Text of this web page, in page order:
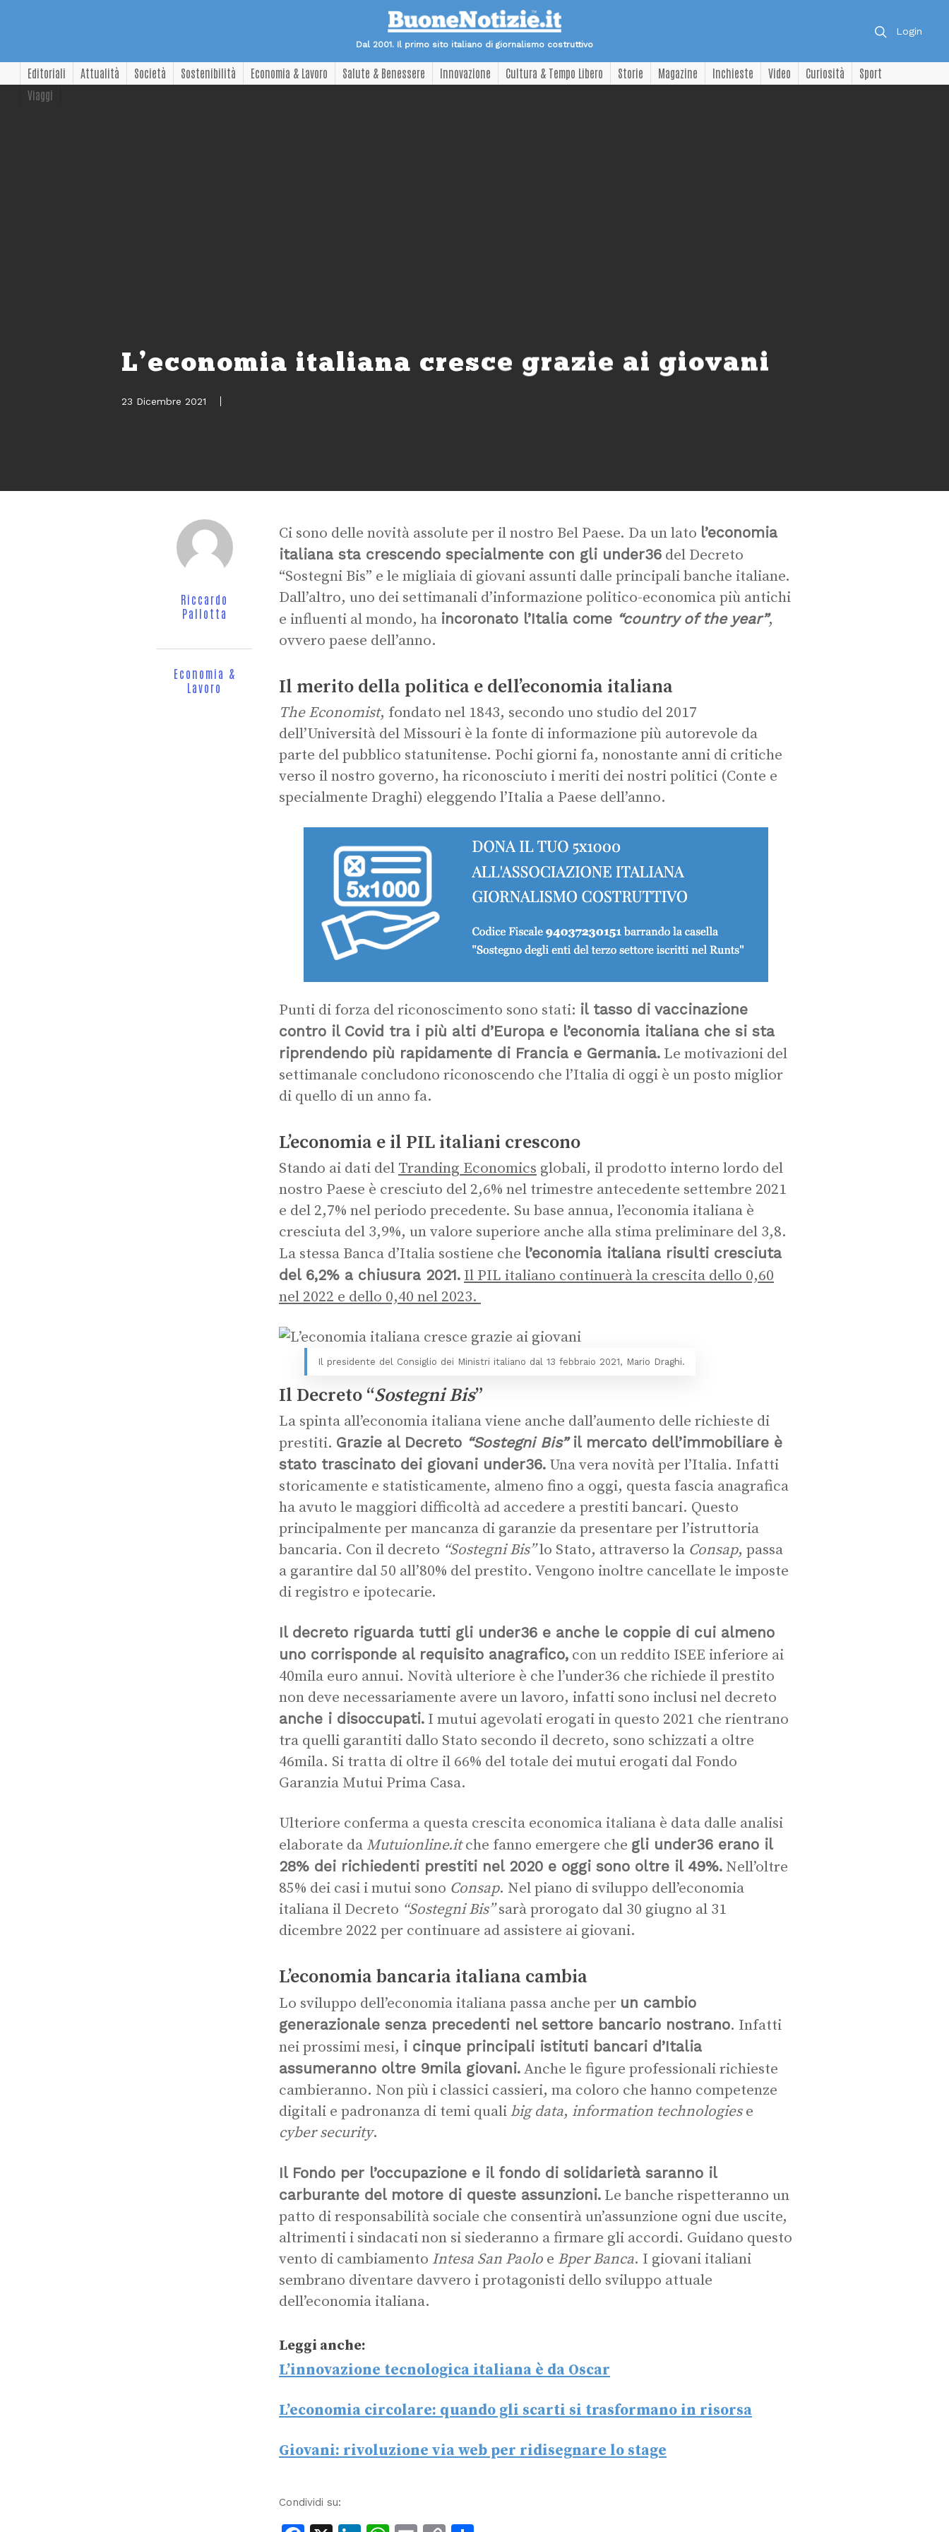
Dal 2001. Il primo sito italiano di giornalismo costruttivo
Login
Editoriali Attualità Società Sostenibilità Economia & Lavoro Salute & Benessere Innovazione Cultura & Tempo Libero Storie Magazine Inchieste Video Curiosità
Sport
Viaggi
L’economia italiana cresce grazie ai giovani
23 Dicembre 2021
Riccardo
Pallotta
Economia &
Lavoro
Ci sono delle novità assolute per il nostro Bel Paese. Da un lato l’economia
italiana sta crescendo specialmente con gli under36 del Decreto
“Sostegni Bis” e le migliaia di giovani assunti dalle principali banche italiane.
Dall’altro, uno dei settimanali d’informazione politico-economica più antichi
e influenti al mondo, ha incoronato l’Italia come “country of the year”,
ovvero paese dell’anno.
Il merito della politica e dell’economia italiana
The Economist, fondato nel 1843, secondo uno studio del 2017
dell’Università del Missouri è la fonte di informazione più autorevole da
parte del pubblico statunitense. Pochi giorni fa, nonostante anni di critiche
verso il nostro governo, ha riconosciuto i meriti dei nostri politici (Conte e
specialmente Draghi) eleggendo l’Italia a Paese dell’anno.
Punti di forza del riconoscimento sono stati: il tasso di vaccinazione
contro il Covid tra i più alti d’Europa e l’economia italiana che si sta
riprendendo più rapidamente di Francia e Germania. Le motivazioni del
settimanale concludono riconoscendo che l’Italia di oggi è un posto miglior
di quello di un anno fa.
L’economia e il PIL italiani crescono
Stando ai dati del Tranding Economics globali, il prodotto interno lordo del
nostro Paese è cresciuto del 2,6% nel trimestre antecedente settembre 2021
e del 2,7% nel periodo precedente. Su base annua, l’economia italiana è
cresciuta del 3,9%, un valore superiore anche alla stima preliminare del 3,8.
La stessa Banca d’Italia sostiene che l’economia italiana risulti cresciuta
del 6,2% a chiusura 2021. Il PIL italiano continuerà la crescita dello 0,60
nel 2022 e dello 0,40 nel 2023.
Il presidente del Consiglio dei Ministri italiano dal 13 febbraio 2021, Mario Draghi.
Il Decreto “Sostegni Bis”
La spinta all’economia italiana viene anche dall’aumento delle richieste di
prestiti. Grazie al Decreto “Sostegni Bis”il mercato dell’immobiliare è
stato trascinato dei giovani under36. Una vera novità per l’Italia. Infatti
storicamente e statisticamente, almeno fino a oggi, questa fascia anagrafica
ha avuto le maggiori difficoltà ad accedere a prestiti bancari. Questo
principalmente per mancanza di garanzie da presentare per l’istruttoria
bancaria. Con il decreto “Sostegni Bis”lo Stato, attraverso la Consap, passa
a garantire dal 50 all’80% del prestito. Vengono inoltre cancellate le imposte
di registro e ipotecarie.
Il decreto riguarda tutti gli under36 e anche le coppie di cui almeno
uno corrisponde al requisito anagrafico, con un reddito ISEE inferiore ai
40mila euro annui. Novità ulteriore è che l’under36 che richiede il prestito
non deve necessariamente avere un lavoro, infatti sono inclusi nel decreto
anche i disoccupati. I mutui agevolati erogati in questo 2021 che rientrano
tra quelli garantiti dallo Stato secondo il decreto, sono schizzati a oltre
46mila. Si tratta di oltre il 66% del totale dei mutui erogati dal Fondo
Garanzia Mutui Prima Casa.
Ulteriore conferma a questa crescita economica italiana è data dalle analisi
elaborate da Mutuionline.itche fanno emergere che gli under36 erano il
28% dei richiedenti prestiti nel 2020 e oggi sono oltre il 49%. Nell’oltre
85% dei casi i mutui sono Consap. Nel piano di sviluppo dell’economia
italiana il Decreto “Sostegni Bis”sarà prorogato dal 30 giugno al 31
dicembre 2022 per continuare ad assistere ai giovani.
L’economia bancaria italiana cambia
Lo sviluppo dell’economia italiana passa anche per un cambio
generazionale senza precedenti nel settore bancario nostrano. Infatti
nei prossimi mesi, i cinque principali istituti bancari d’Italia
assumeranno oltre 9mila giovani. Anche le figure professionali richieste
cambieranno. Non più i classici cassieri, ma coloro che hanno competenze
digitali e padronanza di temi qualibig data, information technologiese
cyber security.
Il Fondo per l’occupazione e il fondo di solidarietà saranno il
carburante del motore di queste assunzioni. Le banche rispetteranno un
patto di responsabilità sociale che consentirà un’assunzione ogni due uscite,
altrimenti i sindacati non si siederanno a firmare gli accordi. Guidano questo
vento di cambiamento Intesa San Paolo e Bper Banca. I giovani italiani
sembrano diventare davvero i protagonisti dello sviluppo attuale
dell’economia italiana.
Leggi anche:
L’innovazione tecnologica italiana è da Oscar
L’economia circolare: quando gli scarti si trasformano in risorsa
Giovani: rivoluzione via web per ridisegnare lo stage
Condividi su: